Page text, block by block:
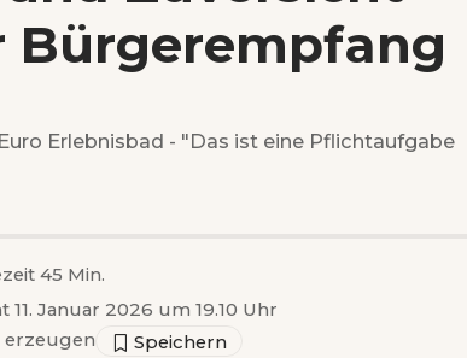
Bürgerempfang
Erlebnisbad - "Das ist eine Pflichtaufgabe
Januar 2026 um 19.10 Uhr
erzeugen
45 Min.